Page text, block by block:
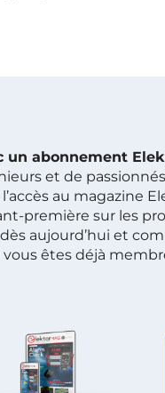
un abonnement
et de
au magazine
première sur les
aujourd’hui et
vous êtes déjà